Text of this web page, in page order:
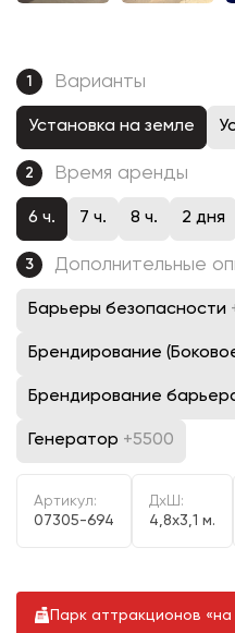
1 Варианты
Установка на земле
2 Время аренды
6 ч. 7 ч. 8 ч. 2 дня
3 Дополнительные
Барьеры безопасности
Брендирование
Брендирование
Генератор +5500
Артикул:
07305-694
ДxШ:
4,8x3,1 м.
Парк аттракционов «на